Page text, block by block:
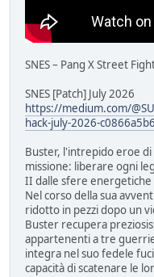
SNES – Pang X Street
SNES [Patch] July 2026
https://medium.com/
hack-july-2026-
Buster, l'intrepido eroe di
missione: liberare ogni
II dalle sfere energetiche
Nel corso della sua
ridotto in pezzi dopo un
Buster recupera
appartenenti a tre
integra nel suo fedele
capacità di scatenare le